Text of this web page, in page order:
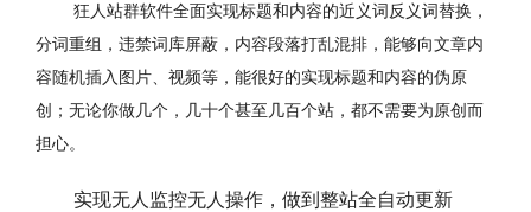
狂人站群软件全面实现标题和内容的近义词反义词替换，
分词重组，违禁词库屏蔽，内容段落打乱混排，能够向文章内
容随机插入图片、视频等，能很好的实现标题和内容的伪原
创；无论你做几个，几十个甚至几百个站，都不需要为原创而
担心。
实现无人监控无人操作，做到整站全自动更新